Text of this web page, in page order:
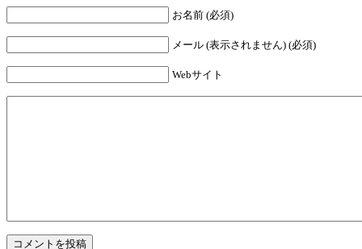
お名前 (必須)
メール (表示されません) (必須)
Webサイト